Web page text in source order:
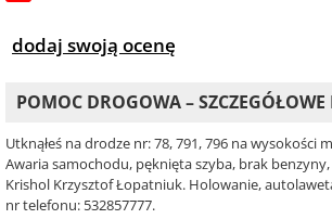
dodaj swoją ocenę
POMOC DROGOWA – SZCZEGÓŁOWE
Utknąłeś na drodze nr: 78, 791, 796 na wysokości
Awaria samochodu, pęknięta szyba, brak benzyny,
Krishol Krzysztof Łopatniuk. Holowanie,
nr telefonu: 532857777.